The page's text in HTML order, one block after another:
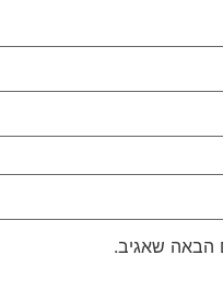
הבאה שאגיב.